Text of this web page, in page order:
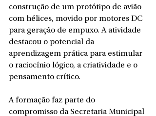
construção de um protótipo de avião
com hélices, movido por motores DC
para geração de empuxo. A atividade
destacou o potencial da
aprendizagem prática para estimular
o raciocínio lógico, a criatividade e o
pensamento crítico.
A formação faz parte do
compromisso da Secretaria Municipal